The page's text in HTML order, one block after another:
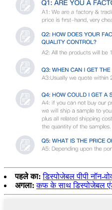
पहले का: डिस्पोजेबल पीपी नॉन-
अगला: कफ के साथ डिस्पोजेबल